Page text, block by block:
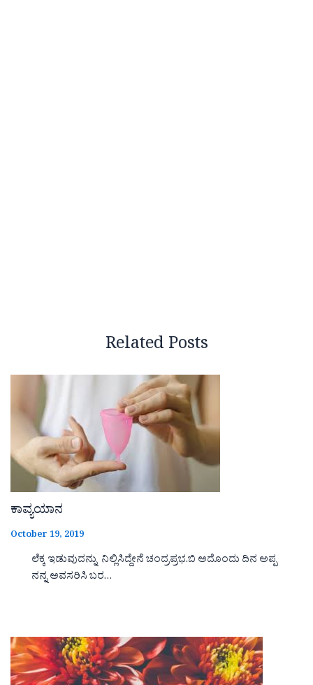
Related Posts
ಕಾವ್ಯಯಾನ
October 19, 2019
ಲೆಕ್ಕ ಇಡುವುದನ್ನು ನಿಲ್ಲಿಸಿದ್ದೇನೆ ಚಂದ್ರಪ್ರಭ.ಬಿ ಅದೊಂದು ದಿನ ಅಪ್ಪ
ನನ್ನ ಅವಸರಿಸಿ ಬರ…